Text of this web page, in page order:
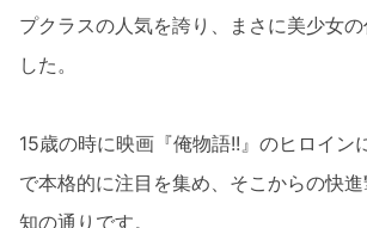
プクラスの人気を誇り、まさに美少女
した。
15歳の時に映画『俺物語!!』のヒロイン
で本格的に注目を集め、そこからの快
知の通りです。